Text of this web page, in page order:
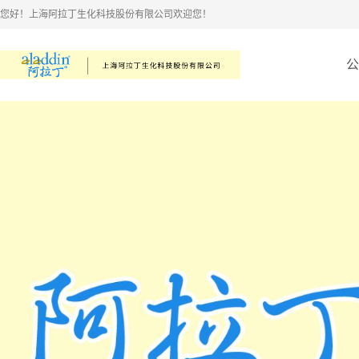
您好！上海阿拉丁生化科技股份有限公司欢迎您！